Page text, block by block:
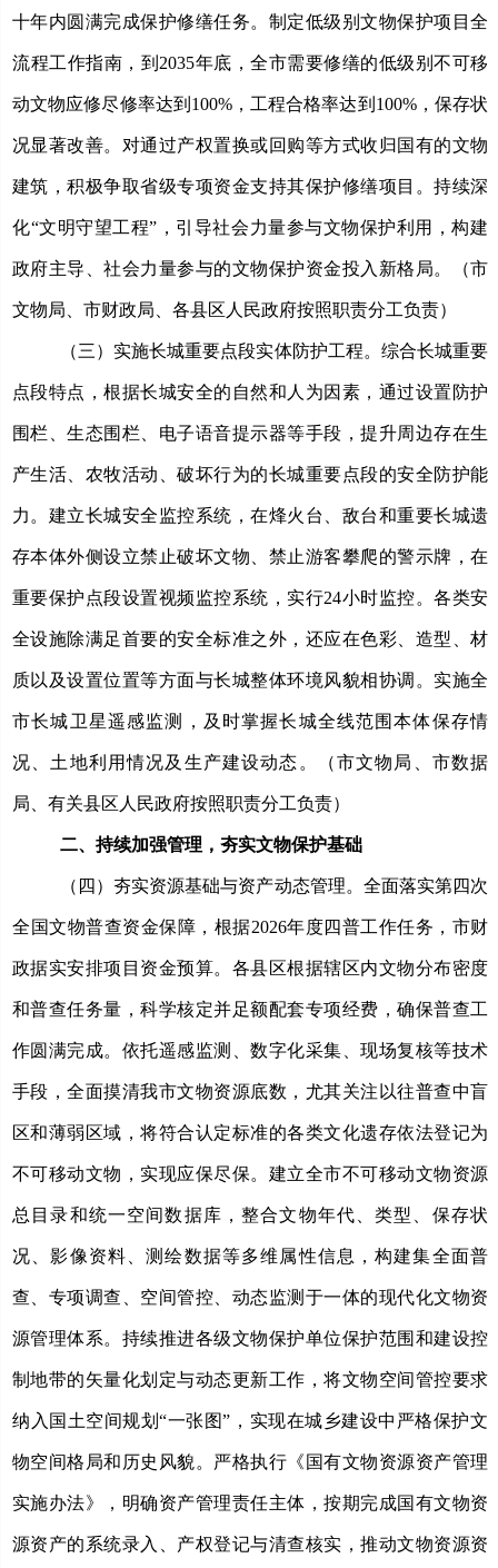
十年内圆满完成保护修缮任务。 制定低级别文物保护项目全
流程工作指南， 到 2035年底，全市需要修缮的低级别不可移
动文物应修尽修率达到 100%，工程合格率达到100%， 保存状
况显著改善。 对通过产权置换或回购等方式收归国有的文物
建筑，积极争取省级专项资金支持其保护修缮项目。持续深
化“文明守望工程”，引导社会力量参与文物保护利用，构建
政府主导、社会力量参与的文物保护资金投入新格局。 （市
文物局、市财政局、各县区人民政府按照职责分工负责）
（三）实施长城重要点段实体防护工程。 综合长城重要
点段特点，根据长城安全的自然和人为因素，通过设置防护
围栏、生态围栏、电子语音提示器等手段，提升周边存在生
产生活、农牧活动、破坏行为的长城重要点段的安全防护能
力。建立长城安全监控系统，在烽火台、敌台和重要长城遗
存本体外侧设立禁止破坏文物、禁止游客攀爬的警示牌，在
重要保护点段设置视频监控系统，实行24小时监控。各类安
全设施除满足首要的安全标准之外，还应在色彩、造型、材
质以及设置位置等方面与长城整体环境风貌相协调。实施全
市长城卫星遥感监测，及时掌握长城全线范围本体保存情
况、土地利用情况及生产建设动态。 （市文物局、 市数据
局 、有关县区人民政府按照职责分工负责）
二、持续加强管理，夯实文物保护基础
（四）夯实资源基础与资产动态管理。 全面落实第四次
全国文物普查资金保障， 根据2026年度四普工作任务，市财
政据实安排项目资金预算。各县区根据辖区内文物分布密度
和普查任务量，科学核定并足额配套专项经费，确保普查工
作圆满完成。依托遥感监测、数字化采集、现场复核等技术
手段，全面摸清我市文物资源底数，尤其关注以往普查中盲
区和薄弱区域，将符合认定标准的各类文化遗存依法登记为
不可移动文物，实现应保尽保。建立全市不可移动文物资源
总目录和统一空间数据库，整合文物年代、类型、保存状
况、影像资料、测绘数据等多维属性信息，构建集全面普
查、专项调查、空间管控、动态监测于一体的现代化文物资
源管理体系。持续推进各级文物保护单位保护范围和建设控
制地带的矢量化划定与动态更新工作，将文物空间管控要求
纳入国土空间规划“一张图”，实现在城乡建设中严格保护文
物空间格局和历史风貌。严格执行《国有文物资源资产管理
实施办法》，明确资产管理责任主体，按期完成国有文物资
源资产的系统录入、产权登记与清查核实，推动文物资源资